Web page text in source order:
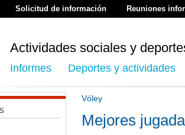
Solicitud de información Reuniones
Actividades sociales y
Informes Deportes y actividades
Vóley
Mejores